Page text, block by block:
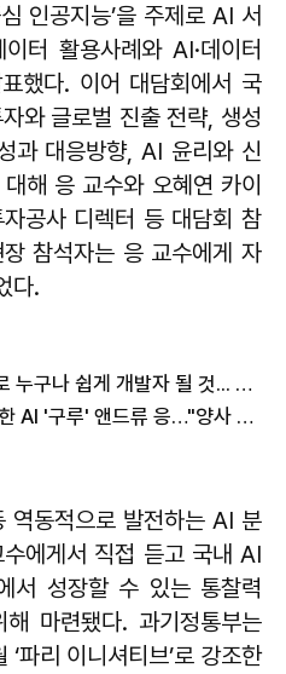
인공지능’을 주제로 AI 서
터 활용사례와 AI·데이터
했다. 이어 대담회에서 국
와 글로벌 진출 전략, 생성
과 대응방향, AI 윤리와 신
해 응 교수와 오혜연 카이
공사 디렉터 등 대담회 참
참석자는 응 교수에게 자
다.
앤드류 응 교수 "생성형 AI로 누구나 쉽게 개발자 될 것... 기술 역기능은 주의 필요"
네이버·카카오 나란히 방문한 AI '구루' 앤드류 응…"양사 AI 기술 흥미로워"
역동적으로 발전하는 AI 분
에게서 직접 듣고 국내 AI
서 성장할 수 있는 통찰력
마련됐다. 과기정통부는
파리 이니셔티브’로 강조한